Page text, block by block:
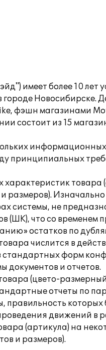
имеет более 10
Новосибирске.
фэшн магазинами
состоит из 15
принципиальных
товара
размеров).
системы, не
(ШК), что со
остатков по
числится в
форм
документов и отчетов.
(цвето-
отчеты по
правильность
движений в
(артикула) на
и размеров).